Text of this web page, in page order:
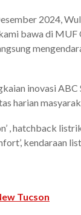
2024,
bawa di
inovasi
harian
, hatchback
Tucson